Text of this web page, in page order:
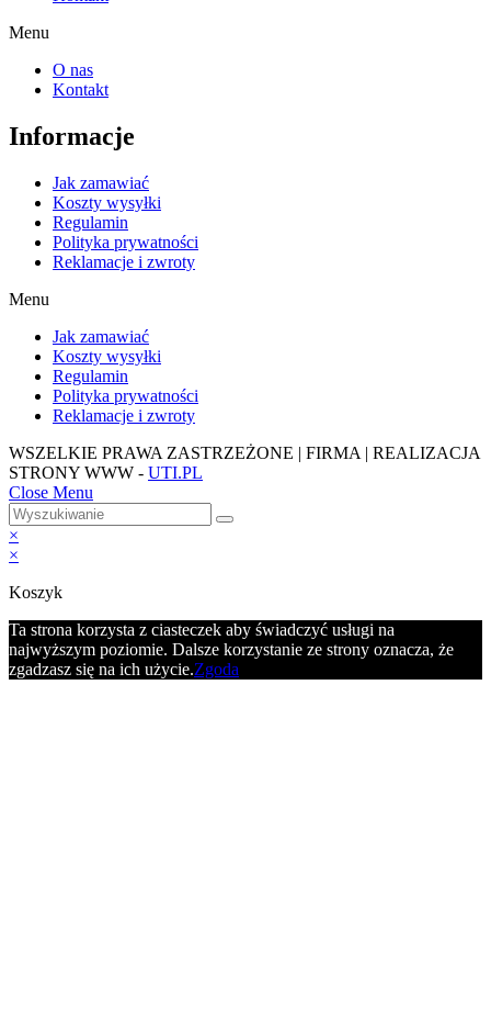
Menu
O nas
Kontakt
Informacje
Jak zamawiać
Koszty wysyłki
Regulamin
Polityka prywatności
Reklamacje i zwroty
Menu
Jak zamawiać
Koszty wysyłki
Regulamin
Polityka prywatności
Reklamacje i zwroty
WSZELKIE PRAWA ZASTRZEŻONE | FIRMA | REALIZACJA
STRONY WWW - UTI.PL
Close Menu
×
×
Koszyk
Ta strona korzysta z ciasteczek aby świadczyć usługi na
najwyższym poziomie. Dalsze korzystanie ze strony oznacza, że
zgadzasz się na ich użycie.Zgoda